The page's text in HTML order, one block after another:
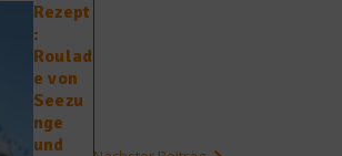
Rezept
:
Roulad
e von
Seezu
nge
und